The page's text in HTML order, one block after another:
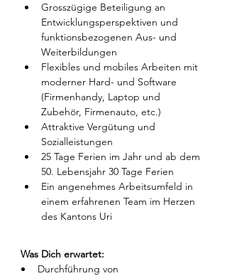
Grosszügige Beteiligung an
Entwicklungsperspektiven und
funktionsbezogenen Aus- und
Weiterbildungen
Flexibles und mobiles Arbeiten mit
moderner Hard- und Software
(Firmenhandy, Laptop und
Zubehör, Firmenauto, etc.)
Attraktive Vergütung und
Sozialleistungen
25 Tage Ferien im Jahr und ab dem
50. Lebensjahr 30 Tage Ferien
Ein angenehmes Arbeitsumfeld in
einem erfahrenen Team im Herzen
des Kantons Uri
Was Dich erwartet:
Durchführung von